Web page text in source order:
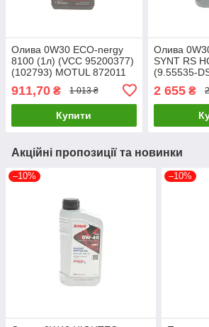
Олива 0W30 ECO-nergy
8100 (1л) (VCC 95200377)
(102793) MOTUL 872011
911,70 ₴ 1 013 ₴
Купити
Олива
SYNT RS
(9.55535-
2312)
0040-99
2 655₴
Акційні пропозиції та новинки
–10% –10%